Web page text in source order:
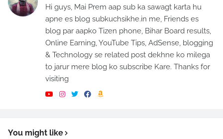
Hi guys, Mai Prem aap sub ka sawagt karta hu
apne es blog subkuchsikhe.in me, Friends es
blog par aapko Tizen phone, Bihar Board results,
Online Earning, YouTube Tips, AdSense, blogging
& Technology se related post dekhne ko milega
to jarur mere blog ko subscribe Kare. Thanks for
visiting
You might like